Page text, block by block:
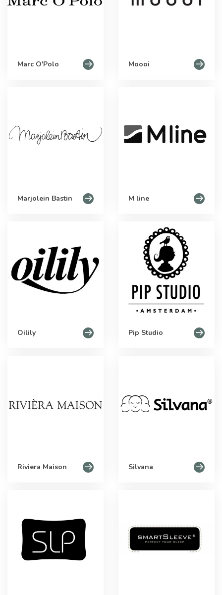
Marc O'Polo Moooi
Marjolein Bastin M line
Oilily Pip Studio
Riviera Maison Silvana